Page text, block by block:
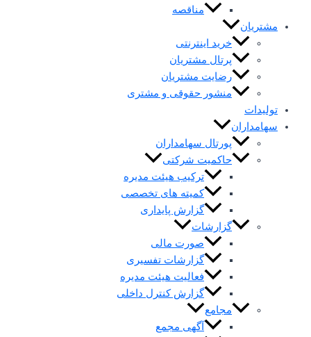
مناقصه
مشتریان
خرید اینترنتی
پرتال مشتریان
رضایت مشتریان
منشور حقوقی و مشتری
تولیدات
سهامداران
پورتال سهامداران
حاکمیت شرکتی
ترکیب هیئت مدیره
کمیته های تخصصی
گزارش پایداری
گزارشات
صورت مالی
گزارشات تفسیری
فعالیت هیئت مدیره
گزارش کنترل داخلی
مجامع
آگهی مجمع